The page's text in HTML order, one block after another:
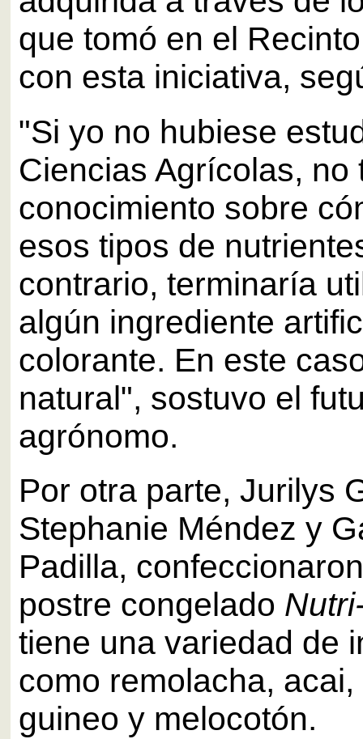
que tomó en el
con esta iniciativa,
"Si yo no hubiese
Ciencias Agrícolas, no
conocimiento sobre
esos tipos de
contrario, terminaría
algún ingrediente
colorante. En este
natural", sostuvo el
agrónomo.
Por otra parte, Jurilys
Stephanie Méndez y
Padilla,
postre congelado
tiene una variedad de
como remolacha,
guineo y melocotón.